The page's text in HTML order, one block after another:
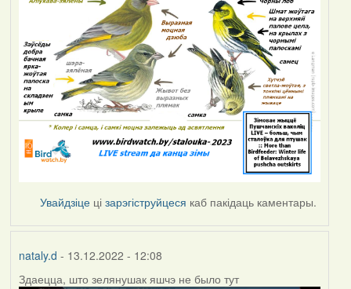
Увайдзіце цізарэгіструйцеся каб пакідаць каментары.
nataly.d - 13.12.2022 - 12:08
Здаецца, што зелянушак яшчэ не было тут